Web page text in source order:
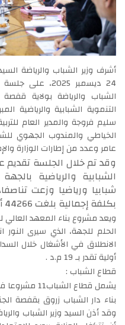
أشرف وزير الشباب والرياضة
24 ديسمبر
الشباب والرياضة بولاية
التنموية الشبابية والرياضية
سليم فروجة والمدير العام
الخياطي والمندوب الجهوي
عامر وعدد من إطارات الوزارة
وقد تم خلال الجلسة
بكلفة إجمالية بلغت 44266 أ.د .
ويعد مشروع بناء المعهد العالي
الحلم للجهة، الذي سيرى
أولية تقدر بـ 19 م.د .
قطاع الشباب :
يشمل قطاع الشباب11 مشروعا في طور الدراسة من ضمنها :
بناء دار الشباب زروق بقفصة
وقد أذن السيد وزير الشباب